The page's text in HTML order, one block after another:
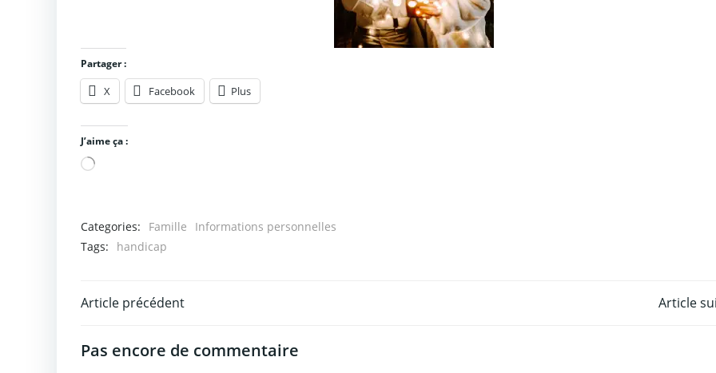
Partager :
X Facebook Plus
J’aime ça :
Chargement…
Categories: Famille
Informations personnelles
Tags:
handicap
Post
navigation
Article précédent Article
Pas encore de commentaire